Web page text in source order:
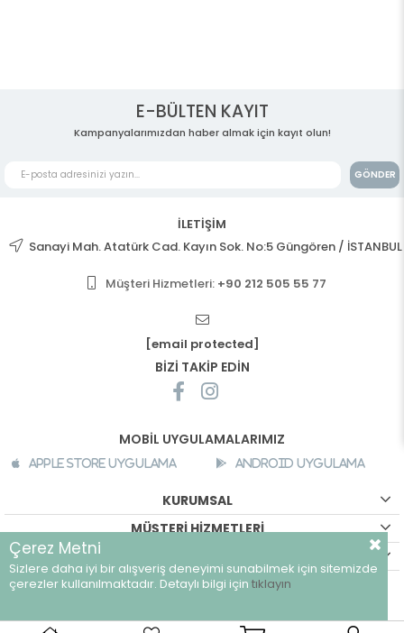
E-BÜLTEN KAYIT
Kampanyalarımızdan haber almak için kayıt olun!
GÖNDER
İLETİŞİM
Sanayi Mah. Atatürk Cad. Kayın Sok. No:5 Güngören / İSTANBUL
Müşteri Hizmetleri: +90 212 505 55 77
[email protected]
BİZİ TAKİP EDİN
MOBİL UYGULAMALARIMIZ
Apple Store Uygulama Android Uygulama
KURUMSAL
MÜŞTERİ HİZMETLERİ
©breeze.com.tr - Tüm hakları saklıdır.
Çerez Metni
Sizlere daha iyi bir alışveriş deneyimi sunabilmek için sitemizde
çerezler kullanılmaktadır. Detaylı bilgi için tıklayın